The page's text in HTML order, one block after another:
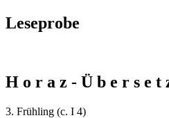
Leseprobe
H o r a z - Ü b e r s e t
3. Frühling (c. I 4)